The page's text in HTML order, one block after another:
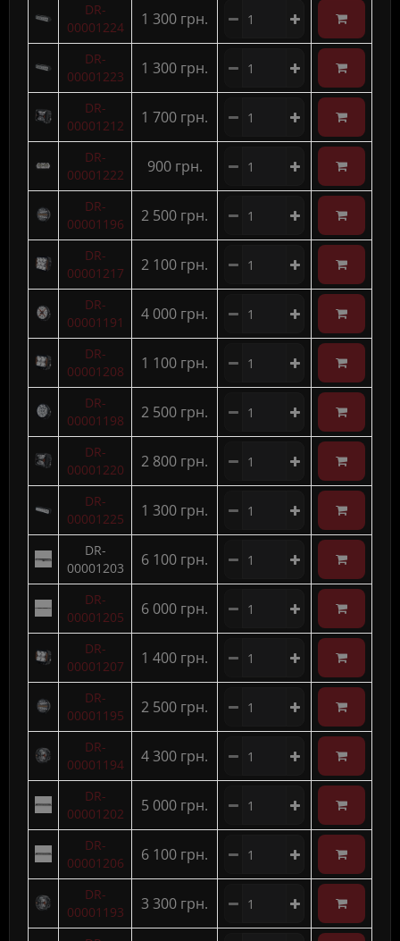
DR-
00001224
1 300 грн.
DR-
00001223
1 300 грн.
DR-
00001212
1 700 грн.
DR-
00001222
900 грн.
DR-
00001196
2 500 грн.
DR-
00001217
2 100 грн.
DR-
00001191
4 000 грн.
DR-
00001208
1 100 грн.
DR-
00001198
2 500 грн.
DR-
00001220
2 800 грн.
DR-
00001225
1 300 грн.
DR-
00001203
6 100 грн.
DR-
00001205
6 000 грн.
DR-
00001207
1 400 грн.
DR-
00001195
2 500 грн.
DR-
00001194
4 300 грн.
DR-
00001202
5 000 грн.
DR-
00001206
6 100 грн.
DR-
00001193
3 300 грн.